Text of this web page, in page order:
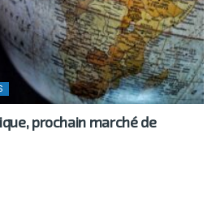
prochain marché de